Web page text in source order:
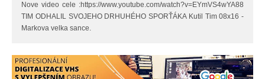
Nove video cele :https://www.youtube.com/watch?v=EYmVS4wYA88
TIM ODHALIL SVOJEHO DRHUHÉHO SPORŤÁKA Kutil Tim 08x16 -
Markova velka sance.